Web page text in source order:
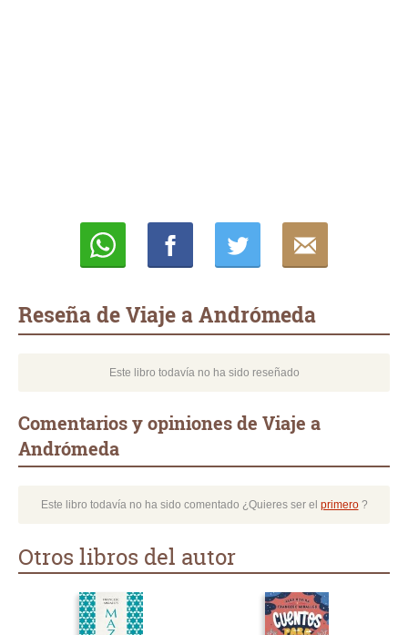
Reseña de Viaje a Andrómeda
Este libro todavía no ha sido reseñado
Comentarios y opiniones de Viaje a
Andrómeda
Este libro todavía no ha sido comentado ¿Quieres ser el primero?
Otros libros del autor